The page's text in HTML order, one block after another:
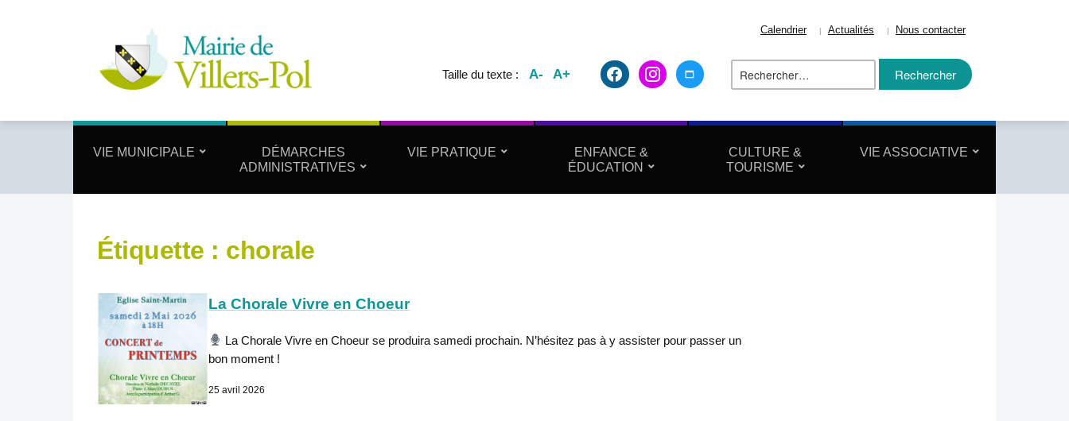
Calendrier Actualités Nous contacter
Taille du texte : A- A+ facebook2instagrammaximize Rechercher :
VIE MUNICIPALE
DÉMARCHES
ADMINISTRATIVES
VIE PRATIQUE
ENFANCE &
ÉDUCATION
CULTURE &
TOURISME
VIE ASSOCIATIVE
Étiquette : chorale
La Chorale Vivre en Choeur
La Chorale Vivre en Choeur se produira samedi prochain. N’hésitez pas à y assister pour passer un
bon moment !
25 avril 2026